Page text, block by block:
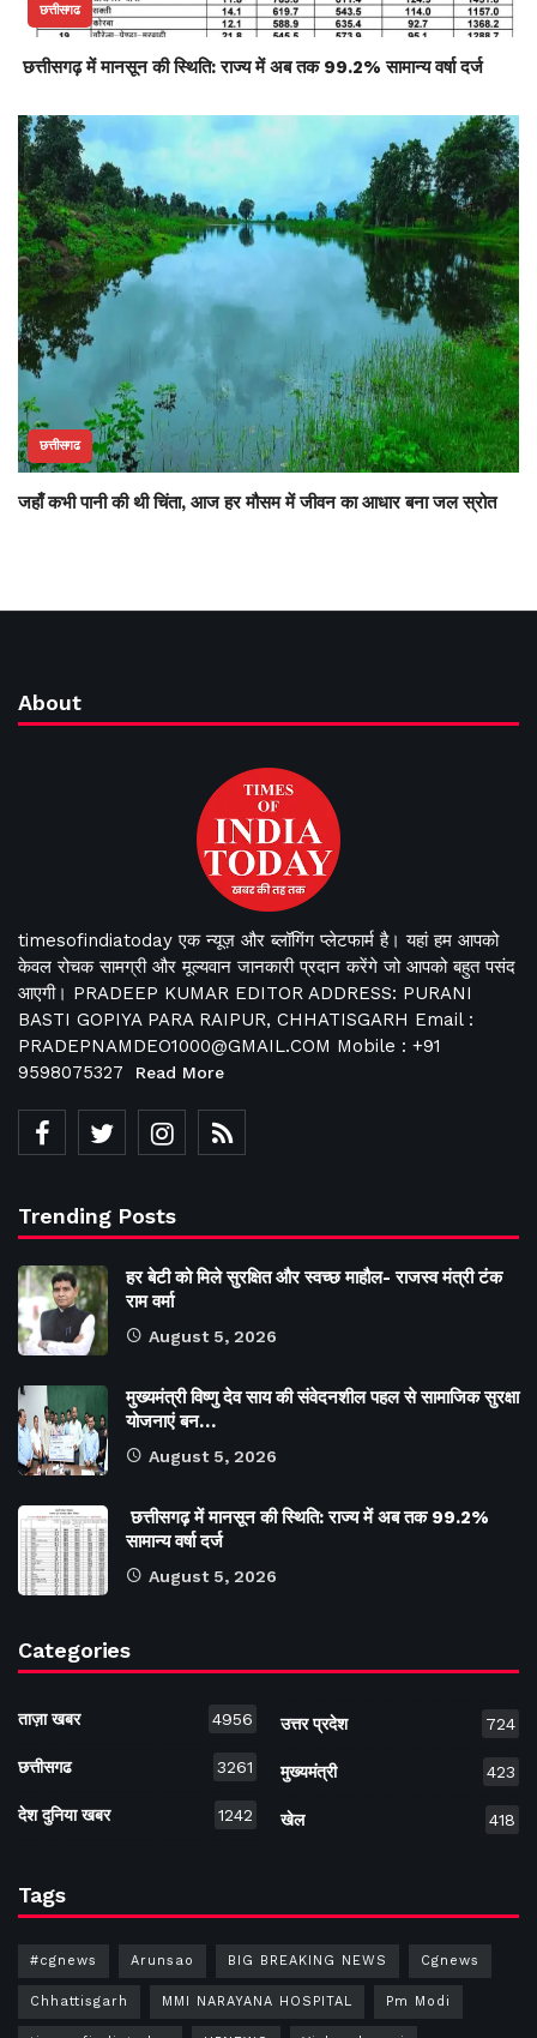
छत्तीसगढ
छत्तीसगढ़ में मानसून की स्थिति: राज्य में अब तक 99.2% सामान्य वर्षा दर्ज
छत्तीसगढ
जहाँ कभी पानी की थी चिंता, आज हर मौसम में जीवन का आधार बना जल स्रोत
About
timesofindiatoday एक न्यूज़ और ब्लॉगिंग प्लेटफार्म है। यहां हम आपको
केवल रोचक सामग्री और मूल्यवान जानकारी प्रदान करेंगे जो आपको बहुत पसंद
आएगी। PRADEEP KUMAR EDITOR ADDRESS: PURANI
BASTI GOPIYA PARA RAIPUR, CHHATISGARH Email :
PRADEPNAMDEO1000@GMAIL.COM Mobile : +91
9598075327
Read More
Trending Posts
हर बेटी को मिले सुरक्षित और स्वच्छ माहौल- राजस्व मंत्री टंक
राम वर्मा
August 5, 2026
मुख्यमंत्री विष्णु देव साय की संवेदनशील पहल से सामाजिक सुरक्षा
योजनाएं बन…
August 5, 2026
छत्तीसगढ़ में मानसून की स्थिति: राज्य में अब तक 99.2%
सामान्य वर्षा दर्ज
August 5, 2026
Categories
ताज़ा खबर 4956
छत्तीसगढ 3261
देश दुनिया खबर 1242
उत्तर प्रदेश 724
मुख्यमंत्री 423
खेल 418
Tags
#cgnews Arunsao BIG BREAKING NEWS Cgnews
Chhattisgarh MMI NARAYANA HOSPITAL Pm Modi